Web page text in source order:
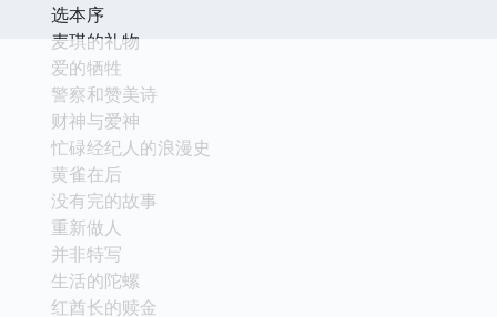
选本序
麦琪的礼物
爱的牺牲
警察和赞美诗
财神与爱神
忙碌经纪人的浪漫史
黄雀在后
没有完的故事
重新做人
并非特写
生活的陀螺
红酋长的赎金